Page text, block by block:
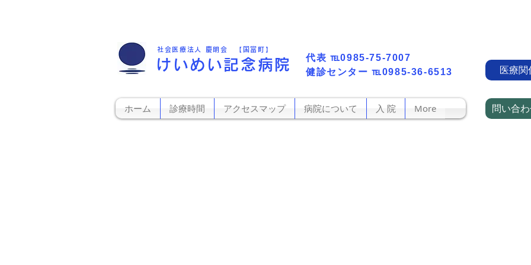
​健診センター℡0985-36-6513
社会医療法人 慶明会 【国富町】
けいめい記念病院 代表​ ℡0985-75-7007
医療関
ホーム 診療時間 アクセスマップ 病院について 入 院 More 問い合